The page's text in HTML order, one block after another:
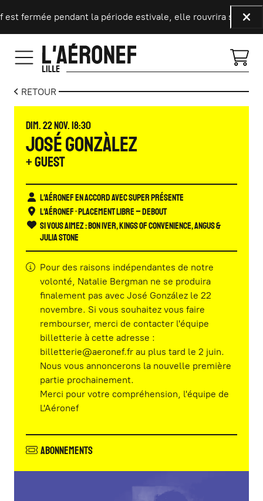
fermée pendant la période estivale, elle rouvrira ses
RETOUR
DIMANCHE
DIM. 22 NOVEMBRE
NOV. 18:30
JOSÉ GONZÀLEZ
+ Guest
L'Aéronef en accord avec Super présente
L'Aéronef• Placement libre – Debout
Si vous aimez :Bon Iver, Kings Of Convenience, Angus &
Julia Stone
Pour des raisons indépendantes de notre
volonté, Natalie Bergman ne se produira
finalement pas avec José González le 22
novembre. Si vous souhaitez vous faire
rembourser, merci de contacter l'équipe
billetterie à cette adresse :
billetterie@aeronef.fr au plus tard le 2 juin.
Nous vous annoncerons la nouvelle première
partie prochainement.
Merci pour votre compréhension, l'équipe de
L'Aéronef
Abonnements